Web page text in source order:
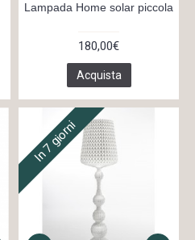
Lampada Home solar piccola
180,00€
Acquista
In 7 giorni